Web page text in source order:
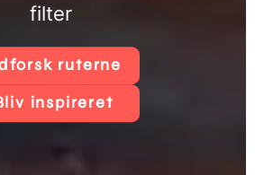
filter
ruterne
inspireret